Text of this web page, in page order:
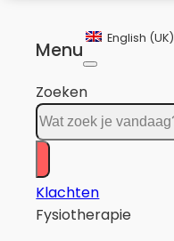
Menu
English (UK)
Zoeken
Klachten
Fysiotherapie